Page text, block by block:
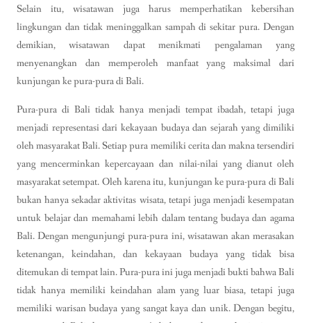
Selain itu, wisatawan juga harus memperhatikan kebersihan
lingkungan dan tidak meninggalkan sampah di sekitar pura. Dengan
demikian, wisatawan dapat menikmati pengalaman yang
menyenangkan dan memperoleh manfaat yang maksimal dari
kunjungan ke pura-pura di Bali.
Pura-pura di Bali tidak hanya menjadi tempat ibadah, tetapi juga
menjadi representasi dari kekayaan budaya dan sejarah yang dimiliki
oleh masyarakat Bali. Setiap pura memiliki cerita dan makna tersendiri
yang mencerminkan kepercayaan dan nilai-nilai yang dianut oleh
masyarakat setempat. Oleh karena itu, kunjungan ke pura-pura di Bali
bukan hanya sekadar aktivitas wisata, tetapi juga menjadi kesempatan
untuk belajar dan memahami lebih dalam tentang budaya dan agama
Bali. Dengan mengunjungi pura-pura ini, wisatawan akan merasakan
ketenangan, keindahan, dan kekayaan budaya yang tidak bisa
ditemukan di tempat lain. Pura-pura ini juga menjadi bukti bahwa Bali
tidak hanya memiliki keindahan alam yang luar biasa, tetapi juga
memiliki warisan budaya yang sangat kaya dan unik. Dengan begitu,